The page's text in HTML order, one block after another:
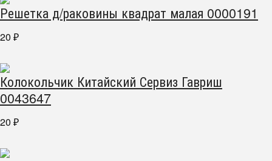
Решетка д/раковины квадрат малая 0000191
20 ₽
Колокольчик Китайский Сервиз Гавриш
0043647
20 ₽